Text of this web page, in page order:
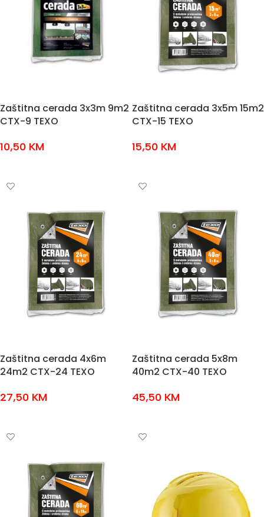
Zaštitna cerada 3x3m 9m2
CTX-9 TEXO
10,50 KM
Zaštitna cerada 3x5m 15m2
CTX-15 TEXO
15,50 KM
Zaštitna cerada 4x6m
24m2 CTX-24 TEXO
27,50 KM
Zaštitna cerada 5x8m
40m2 CTX-40 TEXO
45,50 KM